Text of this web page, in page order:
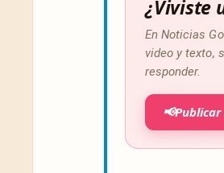
¿Viviste
En Noticias
video y texto,
responder.
📢